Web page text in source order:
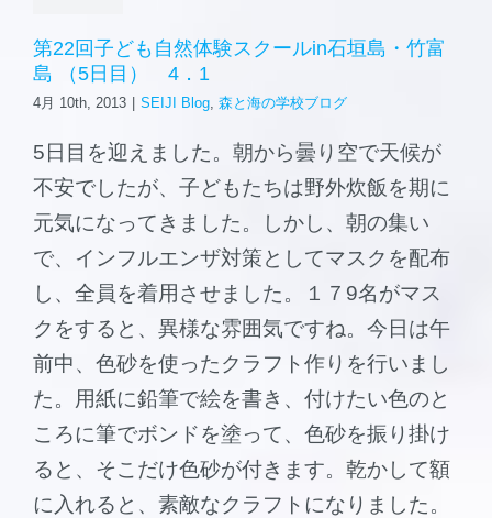
第22回子ども自然体験スクールin石垣島・竹富
島 （5日目） 4．1
4月 10th, 2013 SEIJI Blog, 森と海の学校ブログ
5日目を迎えました。朝から曇り空で天候が
不安でしたが、子どもたちは野外炊飯を期に
元気になってきました。しかし、朝の集い
で、インフルエンザ対策としてマスクを配布
し、全員を着用させました。１７9名がマス
クをすると、異様な雰囲気ですね。今日は午
前中、色砂を使ったクラフト作りを行いまし
た。用紙に鉛筆で絵を書き、付けたい色のと
ころに筆でボンドを塗って、色砂を振り掛け
ると、そこだけ色砂が付きます。乾かして額
に入れると、素敵なクラフトになりました。